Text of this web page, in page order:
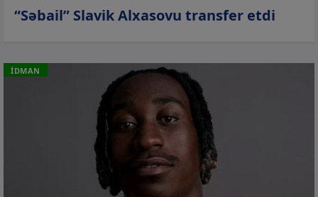
“Səbail” Slavik Alxasovu transfer etdi
İDMAN